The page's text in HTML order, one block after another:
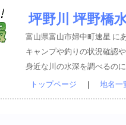
坪野川 坪野橋
富山県富山市婦中町速星 に
キャンプや釣りの状況確認
身近な川の水深を調べるの
トップページ 地名一